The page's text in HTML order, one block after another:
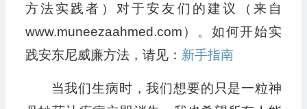
方法实践者）对于安友们的建议（来自
www.muneezaahmed.com）。如何开始实
践安东尼威廉方法，请见： 新手指南
当我们生病时，我们想要的只是一粒神